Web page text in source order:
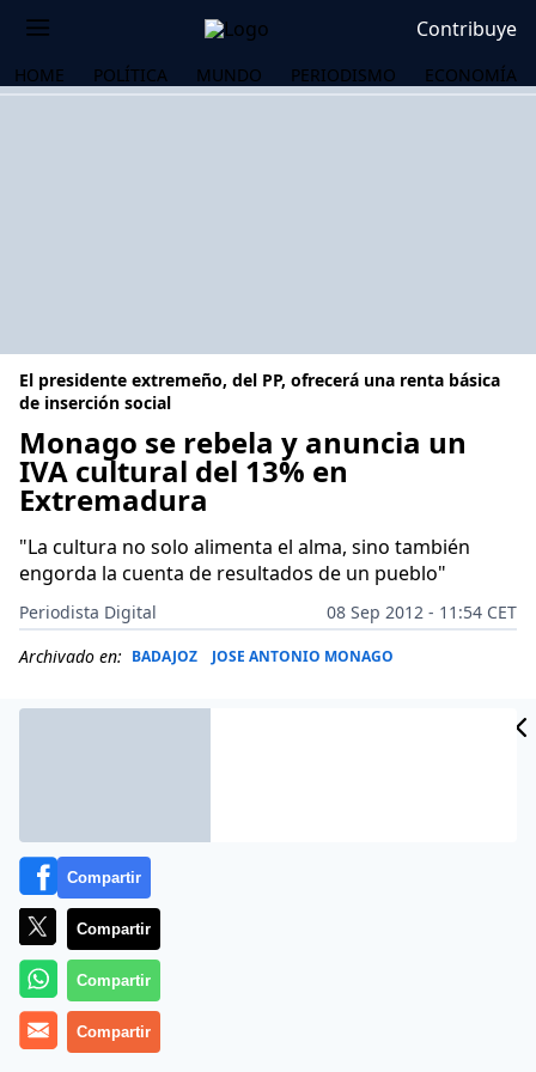
Contribuye
HOME POLÍTICA MUNDO PERIODISMO ECONOMÍA
El presidente extremeño, del PP, ofrecerá una renta básica
de inserción social
Monago se rebela y anuncia un
IVA cultural del 13% en
Extremadura
"La cultura no solo alimenta el alma, sino también
engorda la cuenta de resultados de un pueblo"
Periodista Digital
08 Sep 2012 - 11:54 CET
Archivado en: BADAJOZ JOSE ANTONIO MONAGO
El presidente del Gobierno de Extremadura, José
Compartir
Compartir
Compartir
Compartir